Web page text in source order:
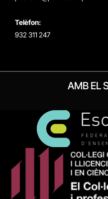
Telèfon:
932 311 247
AMB EL